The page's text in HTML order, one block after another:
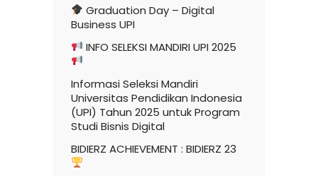
Graduation Day – Digital
Business UPI
INFO SELEKSI MANDIRI UPI 2025
Informasi Seleksi Mandiri
Universitas Pendidikan Indonesia
(UPI) Tahun 2025 untuk Program
Studi Bisnis Digital
BIDIERZ ACHIEVEMENT : BIDIERZ 23